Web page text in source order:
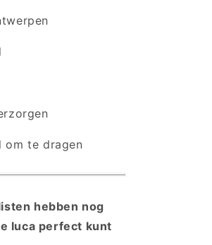
te dragen
hebben nog
luca perfect kunt